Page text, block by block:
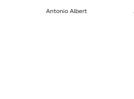
Antonio Albert